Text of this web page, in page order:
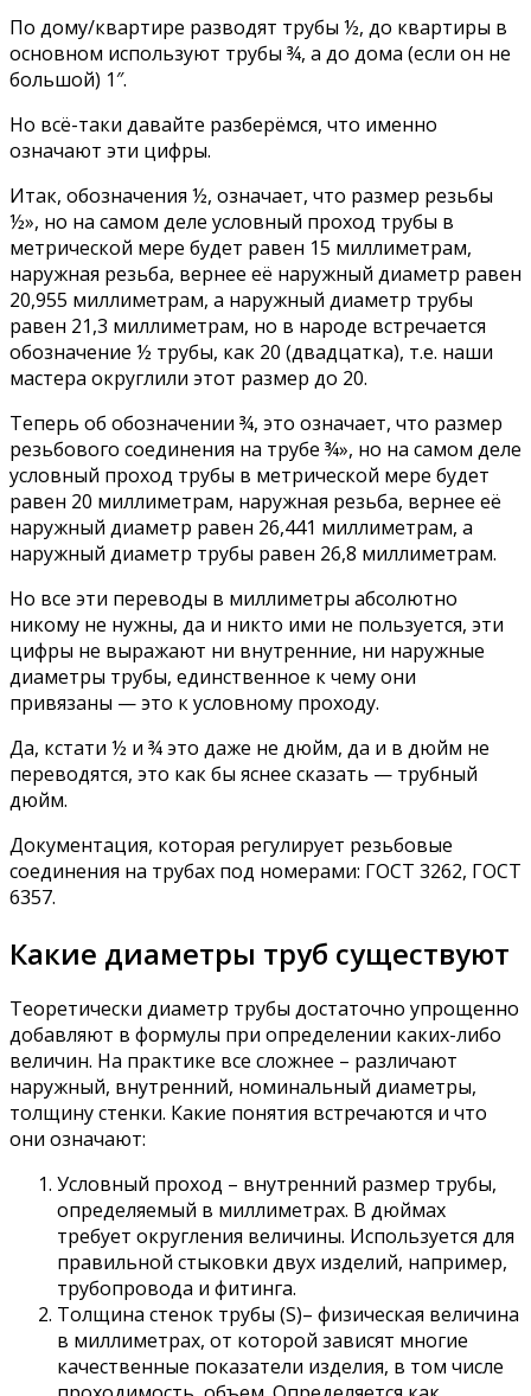
По дому/квартире разводят трубы ½, до квартиры в
основном используют трубы ¾, а до дома (если он не
большой) 1″.
Но всё-таки давайте разберёмся, что именно
означают эти цифры.
Итак, обозначения ½, означает, что размер резьбы
½», но на самом деле условный проход трубы в
метрической мере будет равен 15 миллиметрам,
наружная резьба, вернее её наружный диаметр равен
20,955 миллиметрам, а наружный диаметр трубы
равен 21,3 миллиметрам, но в народе встречается
обозначение ½ трубы, как 20 (двадцатка), т.е. наши
мастера округлили этот размер до 20.
Теперь об обозначении ¾, это означает, что размер
резьбового соединения на трубе ¾», но на самом деле
условный проход трубы в метрической мере будет
равен 20 миллиметрам, наружная резьба, вернее её
наружный диаметр равен 26,441 миллиметрам, а
наружный диаметр трубы равен 26,8 миллиметрам.
Но все эти переводы в миллиметры абсолютно
никому не нужны, да и никто ими не пользуется, эти
цифры не выражают ни внутренние, ни наружные
диаметры трубы, единственное к чему они
привязаны — это к условному проходу.
Да, кстати ½ и ¾ это даже не дюйм, да и в дюйм не
переводятся, это как бы яснее сказать — трубный
дюйм.
Документация, которая регулирует резьбовые
соединения на трубах под номерами: ГОСТ 3262, ГОСТ
6357.
Какие диаметры труб существуют
Теоретически диаметр трубы достаточно упрощенно
добавляют в формулы при определении каких-либо
величин. На практике все сложнее – различают
наружный, внутренний, номинальный диаметры,
толщину стенки. Какие понятия встречаются и что
они означают:
Условный проход – внутренний размер трубы,
определяемый в миллиметрах. В дюймах
требует округления величины. Используется для
правильной стыковки двух изделий, например,
трубопровода и фитинга.
Толщина стенок трубы (S)– физическая величина
в миллиметрах, от которой зависят многие
качественные показатели изделия, в том числе